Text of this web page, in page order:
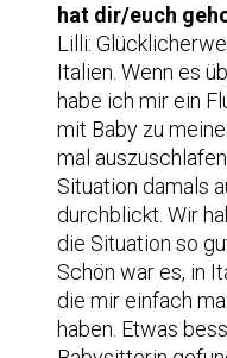
hat dir/euch
Lilli:
Italien. Wenn es
habe ich mir ein
mit Baby zu
mal
Situation damals
durchblickt. Wir
die Situation so
Schön war es, in
die mir einfach
haben. Etwas